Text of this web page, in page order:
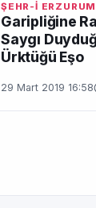
ŞEHR-İ ERZURUM
Garipliğine
Saygı
Ürktüğü Eşo
29 Mart 2019 16:58